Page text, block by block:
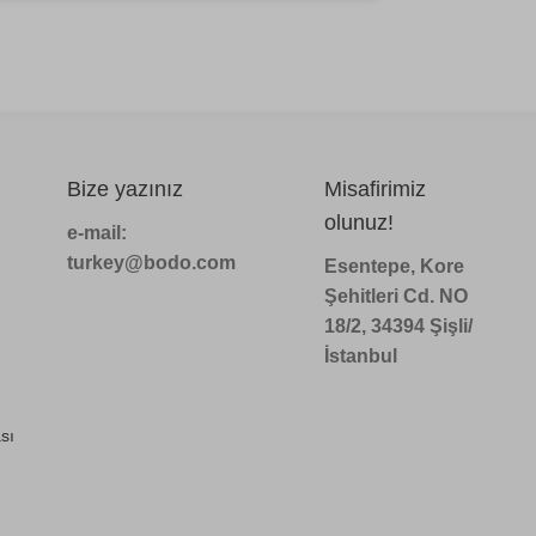
Bize yazınız
e-mail:
turkey@bodo.com
Misafirimiz
olunuz!
Esentepe, Kore
Şehitleri Cd. NO
18/2, 34394 Şişli/
İstanbul